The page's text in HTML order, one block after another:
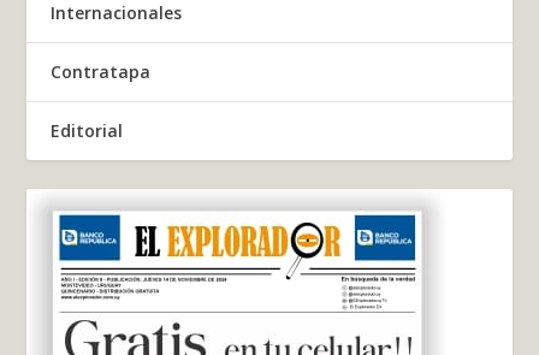
Internacionales
Contratapa
Editorial